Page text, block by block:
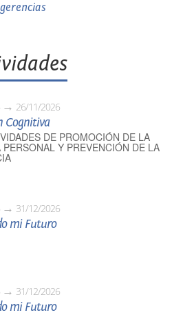
26/11/2026
Cognitiva
DE PROMOCIÓN DE LA
Y PREVENCIÓN DE LA
31/12/2026
mi Futuro
31/12/2026
mi Futuro